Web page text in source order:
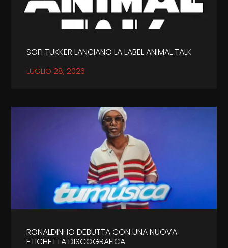
SOFI TUKKER LANCIANO LA LABEL ANIMAL TALK
LUGLIO 28, 2026
RONALDINHO DEBUTTA CON UNA NUOVA
ETICHETTA DISCOGRAFICA